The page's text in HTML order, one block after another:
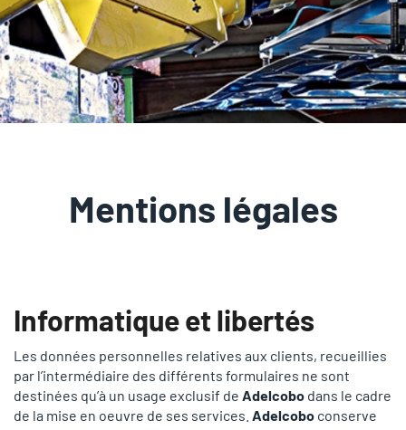
Mentions légales
Informatique et libertés
Les données personnelles relatives aux clients, recueillies
par l’intermédiaire des différents formulaires ne sont
destinées qu’à un usage exclusif de Adelcobo dans le cadre
de la mise en oeuvre de ses services. Adelcobo conserve